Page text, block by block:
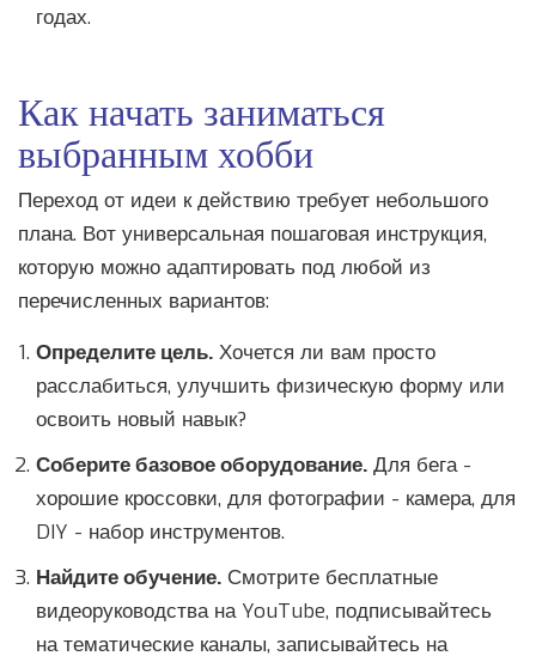
годах.
Как начать заниматься
выбранным хобби
Переход от идеи к действию требует небольшого
плана. Вот универсальная пошаговая инструкция,
которую можно адаптировать под любой из
перечисленных вариантов:
Определите цель. Хочется ли вам просто
расслабиться, улучшить физическую форму или
освоить новый навык?
Соберите базовое оборудование. Для бега -
хорошие кроссовки, для фотографии - камера, для
DIY - набор инструментов.
Найдите обучение. Смотрите бесплатные
видеоруководства на YouTube, подписывайтесь
на тематические каналы, записывайтесь на